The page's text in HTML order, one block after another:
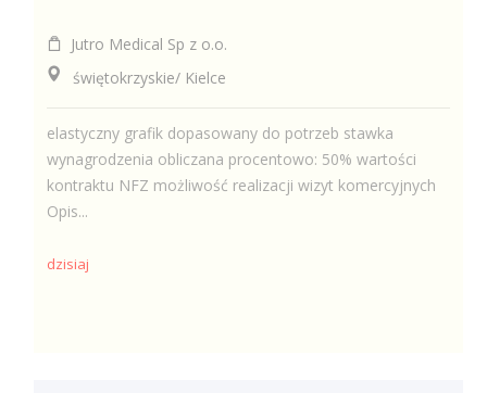
Jutro Medical Sp z o.o.
świętokrzyskie/ Kielce
elastyczny grafik dopasowany do potrzeb stawka
wynagrodzenia obliczana procentowo: 50% wartości
kontraktu NFZ możliwość realizacji wizyt komercyjnych
Opis...
dzisiaj